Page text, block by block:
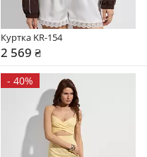
Куртка KR-154
2 569 ₴
- 40%